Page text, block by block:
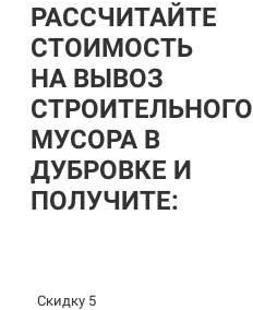
РАССЧИТАЙТЕ
СТОИМОСТЬ
НА ВЫВОЗ
СТРОИТЕЛЬНОГО
МУСОРА В
ДУБРОВКЕ И
ПОЛУЧИТЕ:
Скидку 5